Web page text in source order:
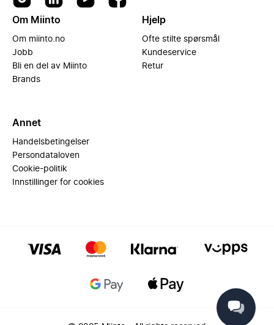
Om Miinto
Om miinto.no
Jobb
Bli en del av Miinto
Brands
Hjelp
Ofte stilte spørsmål
Kundeservice
Retur
Annet
Handelsbetingelser
Persondataloven
Cookie-politik
Innstillinger for cookies